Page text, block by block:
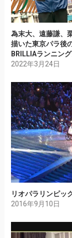
為末大、遠藤謙、
描いた東京パラ後
BRILLIAランニン
2022年3月24日
リオパラリンピッ
2016年9月10日